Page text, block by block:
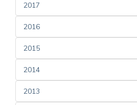
2017
2016
2015
2014
2013